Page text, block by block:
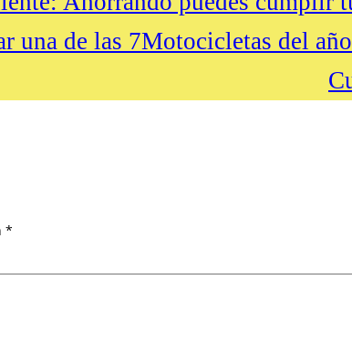
una de las 7Motocicletas del
*